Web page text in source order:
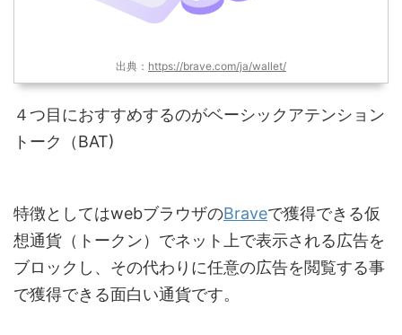
出典： https://brave.com/ja/wallet/
４つ目におすすめするのがベーシックアテンション
トーク（BAT)
特徴としてはwebブラウザのBraveで獲得できる仮
想通貨（トークン）でネット上で表示される広告を
ブロックし、その代わりに任意の広告を閲覧する事
で獲得できる面白い通貨です。